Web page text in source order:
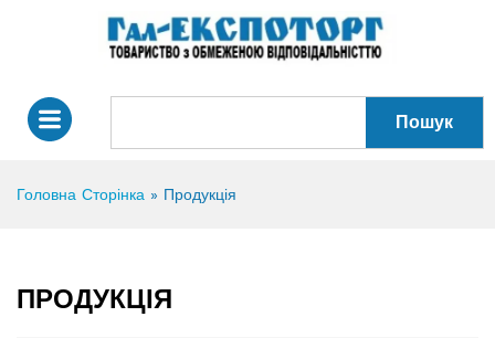
Пошук
Головна Сторінка » Продукція
ПРОДУКЦІЯ